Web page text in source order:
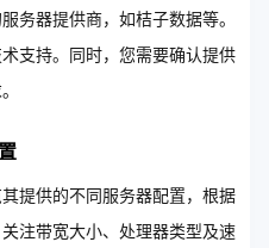
务器提供商，如桔子数据等。
支持。同时，您需要确认提供
提供的不同服务器配置，根据
注带宽大小、处理器类型及速